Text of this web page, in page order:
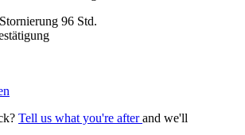
96 Std.
Tell us what you're afterand we'll